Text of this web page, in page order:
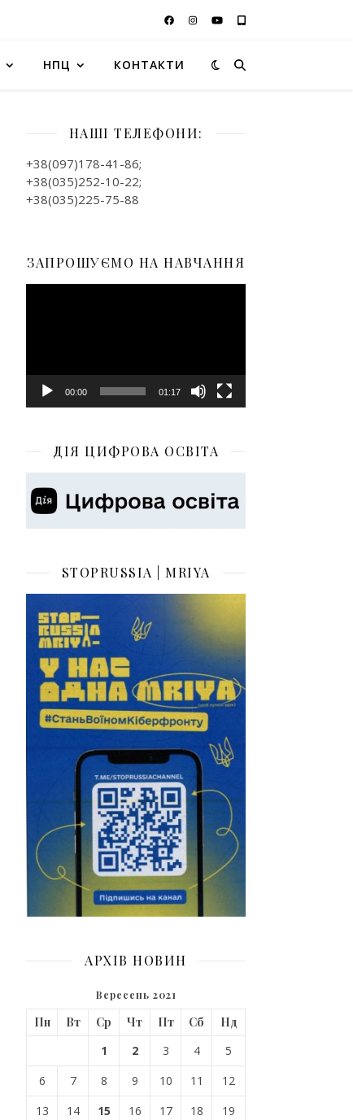
НПЦ КОНТАКТИ
НАШІ ТЕЛЕФОНИ:
+38(097)178-41-86;
+38(035)252-10-22;
+38(035)225-75-88
ЗАПРОШУЄМО НА НАВЧАННЯ
00:00 01:17
ДІЯ ЦИФРОВА ОСВІТА
STOPRUSSIA | MRIYA
АРХІВ НОВИН
Вересень 2021
Пн Вт Ср Чт Пт Сб
Нд
1
2 3 4
5
6
7 8 9 10 11
12
13
14 15 16 17 18
19